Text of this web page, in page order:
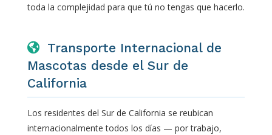
toda la complejidad para que tú no tengas que hacerlo.
Transporte Internacional de
Mascotas desde el Sur de
California
Los residentes del Sur de California se reubican
internacionalmente todos los días — por trabajo,